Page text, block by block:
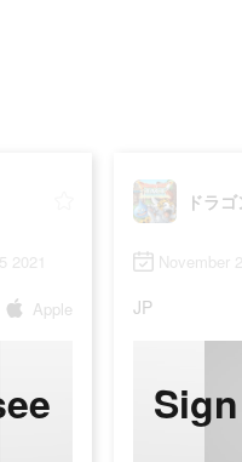
2021
Apple
ドラ
November
JP